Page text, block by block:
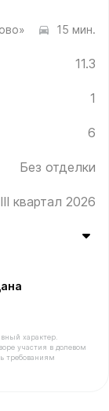
15 мин.
11.3
1
6
Без отделки
III квартал 2026
характер.
участия в долевом
требованиям